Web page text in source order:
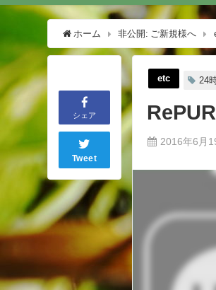
ホーム 非公開: ご新規様へ
シェア
Tweet
etc 24
2016年6月